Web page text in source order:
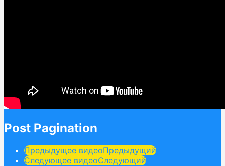
Post Pagination
Предыдущее видеоПредыдущий
Следующее видеоСледующий